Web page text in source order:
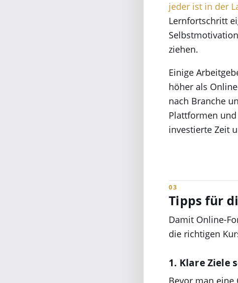
jeder ist in der
Lernfortschritt
ziehen.
Einige
höher als
nach Branche
Plattformen
investierte Zeit
Tipps für
Damit Online-
die richtigen
1. Klare Ziele
Bevor man